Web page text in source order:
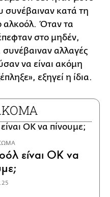
συνέβαιναν κατά τη
αλκοόλ. Όταν τα
στο μηδέν,
συνέβαιναν αλλαγές
να είναι ακόμη
εξηγεί η ίδια.
ΣΩΜΑ
είναι ΟΚ να